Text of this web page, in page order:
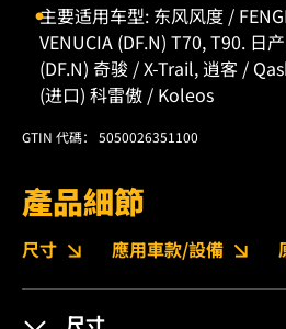
主要适用车型: 东风风度 /
VENUCIA (DF.N) T70, T90. 日
(DF.N) 奇骏 / X-Trail, 逍客 /
(进口) 科雷傲 / Koleos
GTIN 代碼： 5050026351100
產品細節
尺寸 應用車款/設備
尺寸